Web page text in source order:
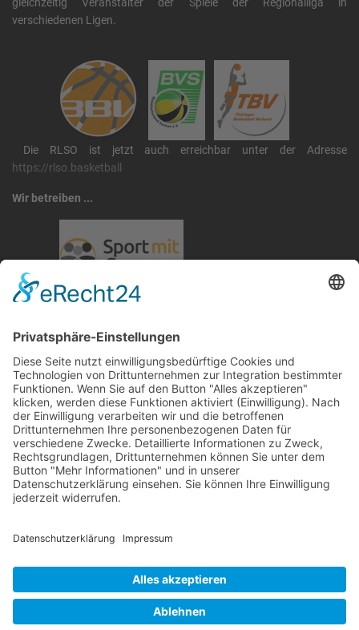
verschiedenen Ligen.
Die RLSO ist jetzt auch erreichbar unter der Adresse
https://rlso.basketball
Wir betreiben ...
August 2026
Mo Di Mi Do Fr Sa
So
31 27 28 29 30 31 1
32 3 4 5 6 7 8
9
3310 11 12 13 14
3417 18
3631 1 2